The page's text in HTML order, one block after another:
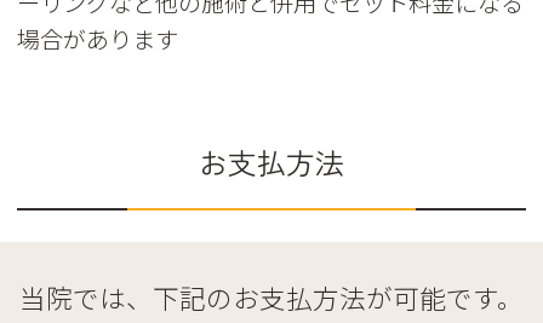
場合があります
お支払方法
当院では、下記のお支払方法が可能です。